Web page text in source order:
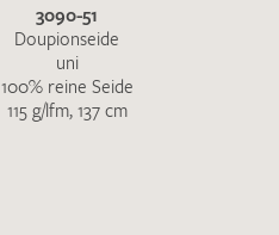
3090-51
Doupionseide
uni
100% reine Seide
115 g/lfm, 137 cm